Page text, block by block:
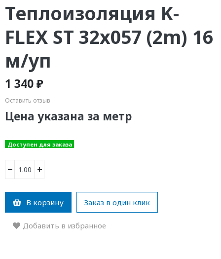
Теплоизоляция K-
FLEX ST 32x057 (2m) 16
м/уп
1 340 ₽
Оставить отзыв
Цена указана за метр
Доступен для заказа
− +
В корзину Заказ в один клик
Добавить в избранное